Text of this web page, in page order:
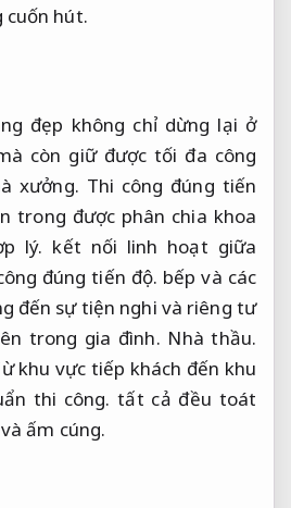
cuốn hút.
đẹp không chỉ dừng lại ở
còn giữ được tối đa công
xưởng. Thi công đúng tiến
trong được phân chia khoa
lý. kết nối linh hoạt giữa
đúng tiến độ. bếp và các
đến sự tiện nghi và riêng tư
trong gia đình. Nhà thầu.
khu vực tiếp khách đến khu
thi công. tất cả đều toát
ấm cúng.